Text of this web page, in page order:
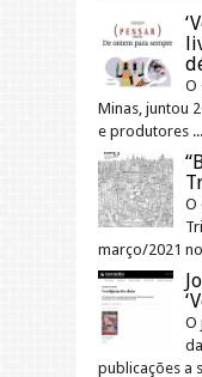
O
Minas, juntou
e produtores ...
O
março/2021
O
publicações a